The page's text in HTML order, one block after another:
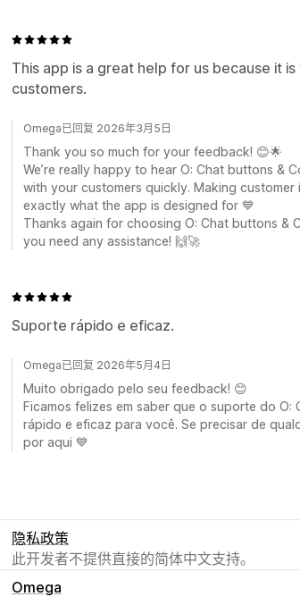
This app is a great help for us because it
customers.
Omega已回复 2026年3月5日
Thank you so much for your feedback! 😊🌟
We’re really happy to hear O: Chat buttons &
with your customers quickly. Making
exactly what the app is designed for 💙
Thanks again for choosing O: Chat buttons &
you need any assistance! 🙌🚀
Suporte rápido e eficaz.
Omega已回复 2026年5月4日
Muito obrigado pelo seu feedback! 😊
Ficamos felizes em saber que o suporte do
rápido e eficaz para você. Se precisar de
por aqui 💙
隐私政策
此开发者不提供直接的简体中文支持。
Omega